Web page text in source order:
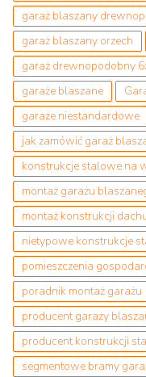
garaż blaszany
garaż blaszany orzech
garaż drewnopodobny
garaże blaszane
garaże niestandardowe
jak zamówić garaż
konstrukcje stalowe na
montaż garażu
montaż konstrukcji
nietypowe konstrukcje
pomieszczenia
poradnik montaż garażu
producent garaży
producent konstrukcji
segmentowe bramy